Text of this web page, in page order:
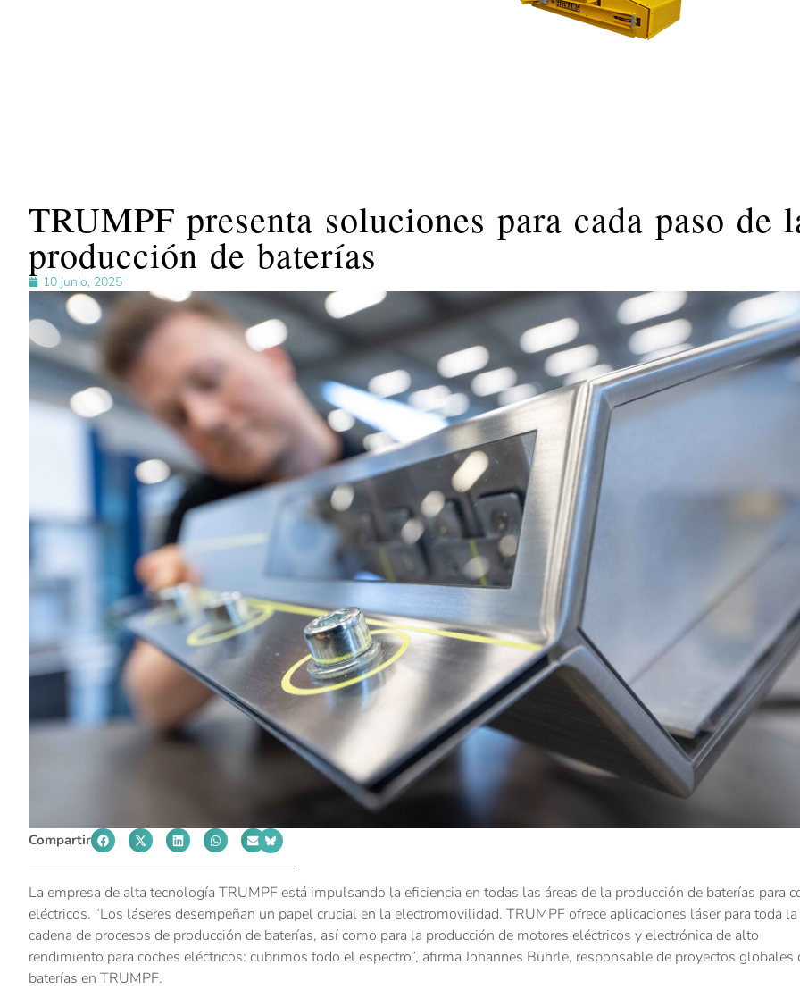
TRUMPF presenta soluciones para cada paso de
producción de baterías
10 junio, 2025
Compartir
La empresa de alta tecnología TRUMPF está impulsando la eficiencia en todas las áreas de la producción de baterías para
eléctricos. “Los láseres desempeñan un papel crucial en la electromovilidad. TRUMPF ofrece aplicaciones láser para toda la
cadena de procesos de producción de baterías, así como para la producción de motores eléctricos y electrónica de alto
rendimiento para coches eléctricos: cubrimos todo el espectro”, afirma Johannes Bührle, responsable de proyectos globales
baterías en TRUMPF.